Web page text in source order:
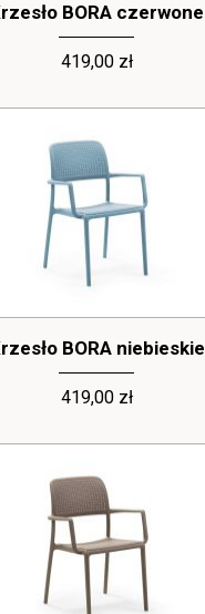
BORA czerwone
419,00 zł
BORA niebieskie
419,00 zł